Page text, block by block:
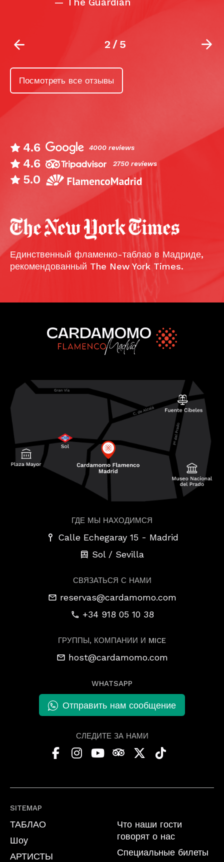
The Guardian
2/5
Посмотреть все отзывы
4.6 4000 reviews
4.6 2750 reviews
5.0
Единственный фламенко-таблао в Мадриде,
рекомендованный The New York Times.
SITEMAP
ТАБЛАО
Шоу
АРТИСТЫ
Что наши гости
говорят о нас
Специальные билеты
ГДЕ МЫ НАХОДИМСЯ
Calle Echegaray 15 - Madrid
Sol / Sevilla
СВЯЗАТЬСЯ С НАМИ
reservas@cardamomo.com
+34 918 05 10 38
ГРУППЫ, КОМПАНИИ И MICE
host@cardamomo.com
WHATSAPP
Отправить нам сообщение
СЛЕДИТЕ ЗА НАМИ